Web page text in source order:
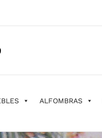
ALFOMBRAS